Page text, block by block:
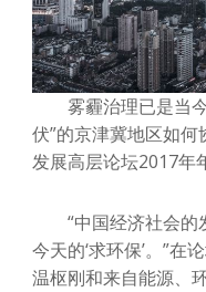
雾霾治理已是当今
伏”的京津冀地区如
发展高层论坛2017年
“中国经济社会的
今天的‘求环保’。”在
温枢刚和来自能源、